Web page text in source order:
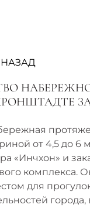
НАЗАД
от 4,5 до 6
«Инчхон» и
комплекса.
для
города,